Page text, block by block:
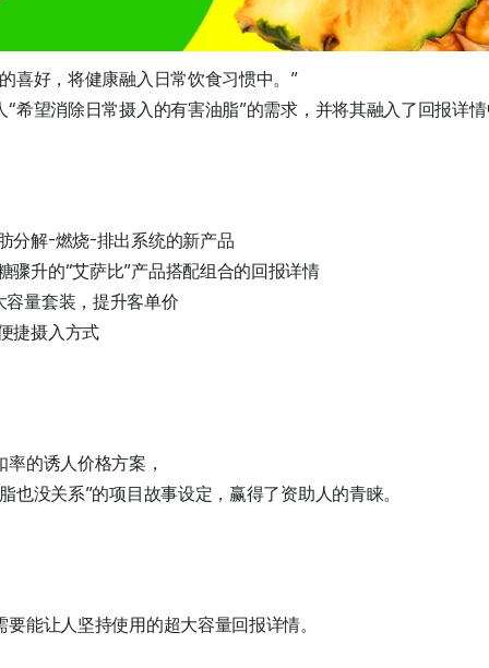
喜好，将健康融入日常饮食习惯中。”
“希望消除日常摄入的有害油脂”的需求，并将其融入了回报详
分解-燃烧-排出系统的新产品
骤升的“艾萨比”产品搭配组合的回报详情
量套装，提升客单价
捷摄入方式
的诱人价格方案，
也没关系”的项目故事设定，赢得了资助人的青睐。
能让人坚持使用的超大容量回报详情。